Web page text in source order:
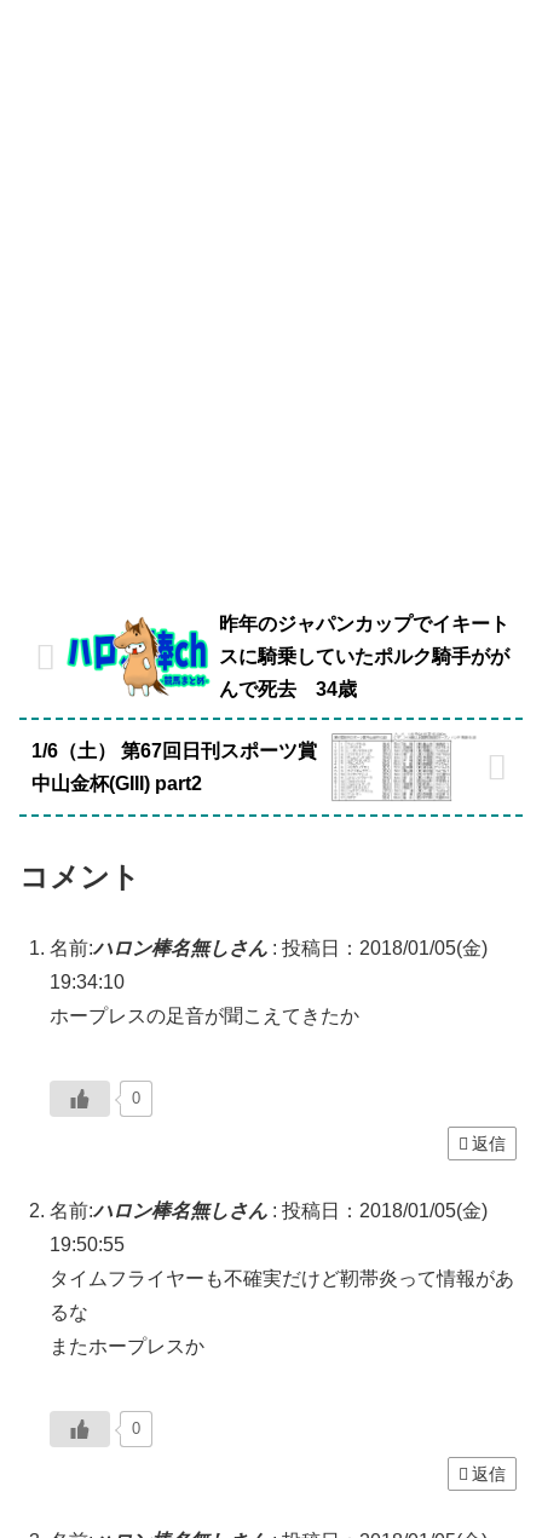
昨年のジャパンカップでイキート
スに騎乗していたポルク騎手がが
んで死去 34歳
1/6（土） 第67回日刊スポーツ賞
中山金杯(GIII) part2
コメント
名前:ハロン棒名無しさん : 投稿日：2018/01/05(金)
19:34:10
ホープレスの足音が聞こえてきたか
0
返信
名前:ハロン棒名無しさん : 投稿日：2018/01/05(金)
19:50:55
タイムフライヤーも不確実だけど靭帯炎って情報があ
るな
またホープレスか
0
返信